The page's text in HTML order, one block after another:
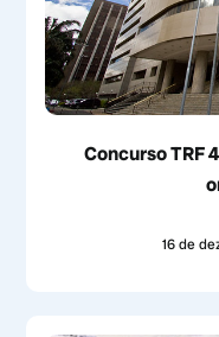
Concurso TRF
16 de